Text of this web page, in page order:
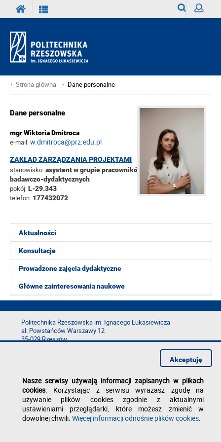
Strona główna Dane personalne
Aktualności
Konsultacje
Prowadzone zajęcia dydaktyczne
Główne zainteresowania naukowe
Dane personalne
mgr Wiktoria Dmitroca
e-mail:w.dmitroca@prz.edu.pl
ZAKŁAD ZARZĄDZANIA PROJEKTAMI
stanowisko:asystent w grupie pracowników
badawczo-dydaktycznych
pokój:L-29.343
telefon: 177432072
Politechnika Rzeszowska im. Ignacego Łukasiewicza
al. Powstańców Warszawy 12
35-029 Rzeszów
Deklaracja dostępności
Polityka prywatności
Zgłoś błąd na stronie
Nasze serwisy używają informacji zapisanych w plikach
cookies. Korzystając z serwisu wyrażasz zgodę na
używanie plików cookies zgodnie z aktualnymi
ustawieniami przeglądarki, które możesz zmienić w
dowolnej chwili. Więcej informacji odnośnie plików cookies.
Akceptuję